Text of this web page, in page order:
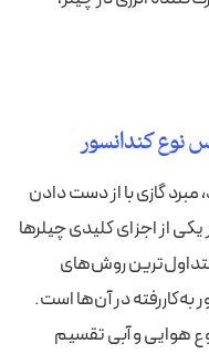
نوع کندانسور
مبرد گازی با از دست دادن
از اجزای کلیدی چیلرها
روش‌های
به‌کاررفته در آن‌ها است.
هوایی و آبی تقسیم